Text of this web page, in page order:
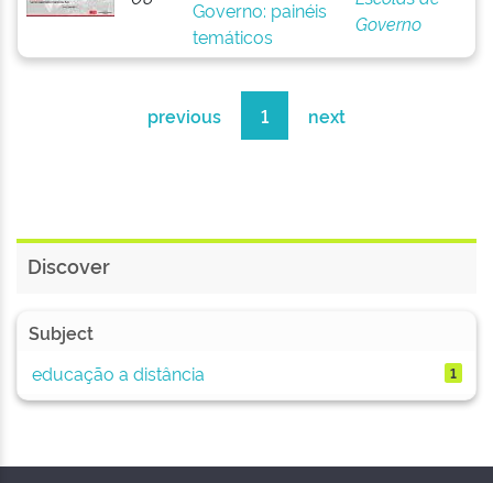
Governo: painéis
temáticos
Governo
previous 1 next
Discover
Subject
educação a distância
1